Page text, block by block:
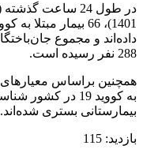
288 نفر رسیده است.
بیمارستانی بستری شده‌اند.
بازدید: 115